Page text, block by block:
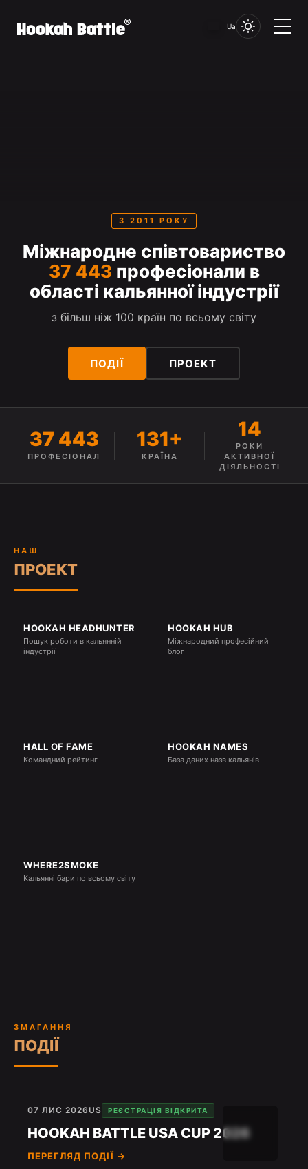
Ua
З 2011 РОКУ
Міжнародне співтовариство
37 443 професіонали в
області кальянної індустрії
з більш ніж 100 країн по всьому світу
ПОДІЇ ПРОЕКТ
37 443
ПРОФЕСІОНАЛ
131+
КРАЇНА
14
РОКИ
АКТИВНОЇ
ДІЯЛЬНОСТІ
НАШ
ПРОЕКТ
HOOKAH HEADHUNTER
Пошук роботи в кальянній
індустрії
HOOKAH HUB
Міжнародний професійний
блог
HALL OF FAME
Командний рейтинг
HOOKAH NAMES
База даних назв кальянів
WHERE2SMOKE
Кальянні бари по всьому світу
ЗМАГАННЯ
ПОДІЇ
07 ЛИС 2026 US РЕЄСТРАЦІЯ ВІДКРИТА
HOOKAH BATTLE USA CUP 2026
ПЕРЕГЛЯД ПОДІЇ →